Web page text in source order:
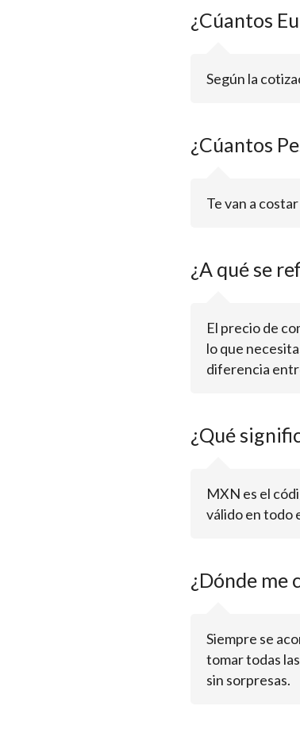
¿Cúantos
Según la
¿Cúantos
Te van a
¿A qué se
El precio de
lo que
diferencia
¿Qué
MXN es el
válido en todo
¿Dónde me
Siempre se
tomar todas
sin sorpresas.